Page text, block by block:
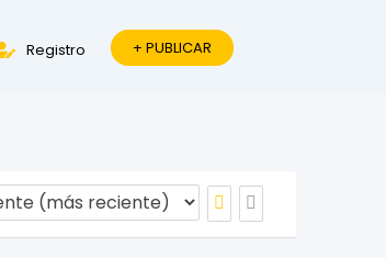
Registro + PUBLICAR